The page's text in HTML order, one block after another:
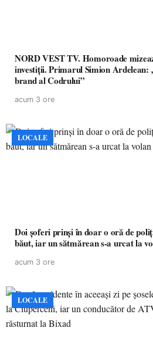
NORD VEST TV. Homoroade
investiții. Primarul Simion Ardelean: „Oțeloaia rămâne un
brand al Codrului”
acum 3 ore
LOCALE
Doi șoferi prinși în doar o oră de
băut, iar un sătmărean s-a urcat la
acum 3 ore
LOCALE